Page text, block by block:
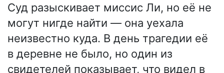
Суд разыскивает миссис Ли, но её не
могут нигде найти — она уехала
неизвестно куда. В день трагедии её
в деревне не было, но один из
свидетелей показывает, что видел в